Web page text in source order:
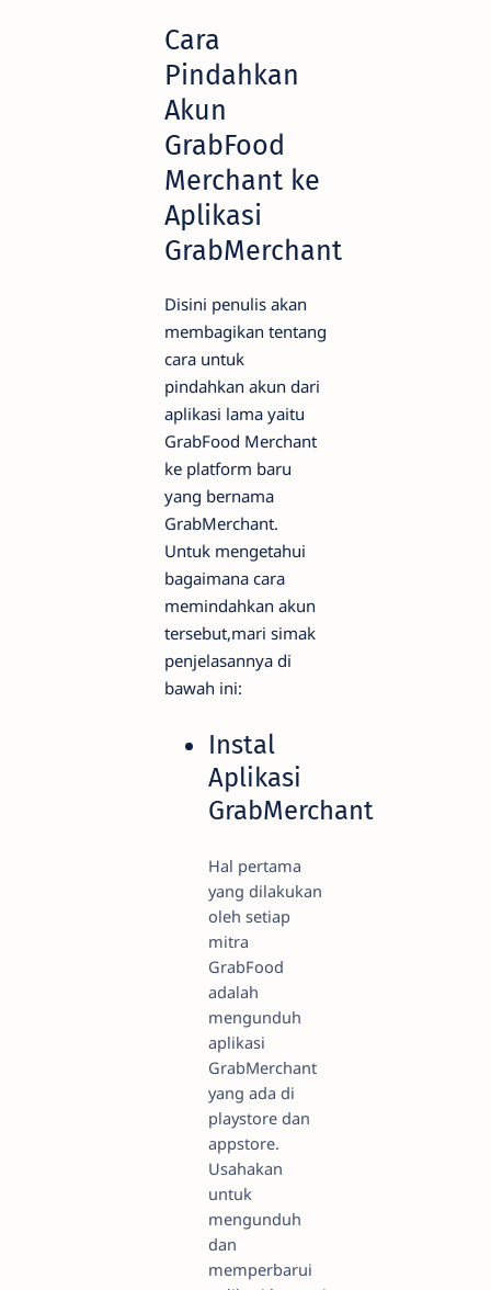
Cara
Pindahkan
Akun
GrabFood
Merchant ke
Aplikasi
GrabMerchant
Disini penulis akan
membagikan tentang
cara untuk
pindahkan akun dari
aplikasi lama yaitu
GrabFood Merchant
ke platform baru
yang bernama
GrabMerchant.
Untuk mengetahui
bagaimana cara
memindahkan akun
tersebut,mari simak
penjelasannya di
bawah ini:
Instal
Aplikasi
GrabMerchant
Hal pertama
yang dilakukan
oleh setiap
mitra
GrabFood
adalah
mengunduh
aplikasi
GrabMerchant
yang ada di
playstore dan
appstore.
Usahakan
untuk
mengunduh
dan
memperbarui